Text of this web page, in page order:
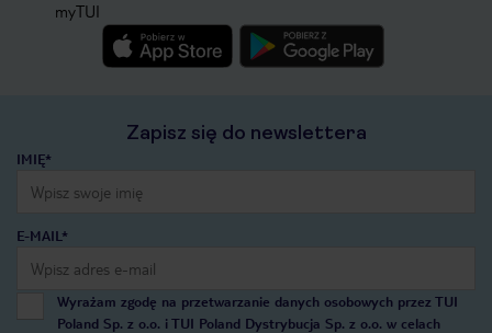
myTUI
Zapisz się do newslettera
IMIĘ*
E-MAIL*
Wyrażam zgodę na przetwarzanie danych osobowych przez TUI
Poland Sp. z o.o. i TUI Poland Dystrybucja Sp. z o.o. w celach